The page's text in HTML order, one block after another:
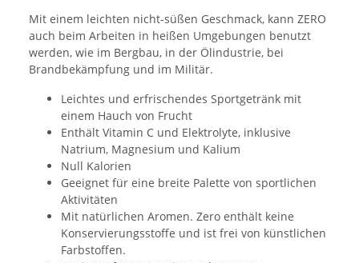
Mit einem leichten nicht-süßen Geschmack, kann ZERO
auch beim Arbeiten in heißen Umgebungen benutzt
werden, wie im Bergbau, in der Ölindustrie, bei
Brandbekämpfung und im Militär.
Leichtes und erfrischendes Sportgetränk mit
einem Hauch von Frucht
Enthält Vitamin C und Elektrolyte, inklusive
Natrium, Magnesium und Kalium
Null Kalorien
Geeignet für eine breite Palette von sportlichen
Aktivitäten
Mit natürlichen Aromen. Zero enthält keine
Konservierungsstoffe und ist frei von künstlichen
Farbstoffen.